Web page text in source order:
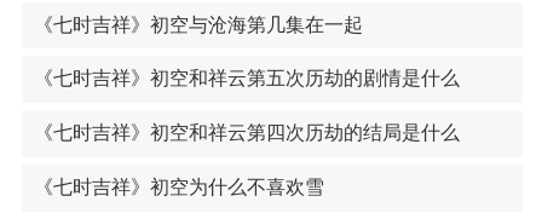
《七时吉祥》初空与沧海第几集在一起
《七时吉祥》初空和祥云第五次历劫的剧情是什么
《七时吉祥》初空和祥云第四次历劫的结局是什么
《七时吉祥》初空为什么不喜欢雪